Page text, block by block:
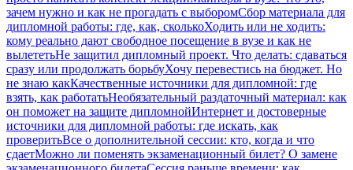
зачем нужно и как не прогадать с выборомСбор материала для
дипломной работы: где, как, сколькоХодить или не ходить:
кому реально дают свободное посещение в вузе и как не
вылететьНе защитил дипломный проект. Что делать: сдаваться
сразу или продолжать борьбуХочу перевестись на бюджет. Но
не знаю какКачественные источники для дипломной: где
взять, как работатьНеобязательный раздаточный материал: как
он поможет на защите дипломнойИнтернет и достоверные
источники для дипломной работы: где искать, как
проверитьВсе о дополнительной сессии: кто, когда и что
сдаетМожно ли поменять экзаменационный билет? О замене